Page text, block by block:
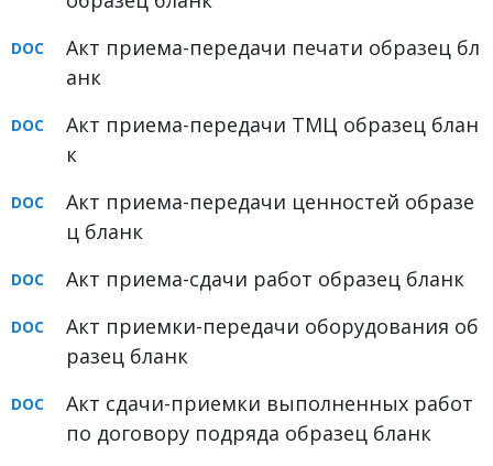
Акт приема-передачи печати образец бл
анк
Акт приема-передачи ТМЦ образец блан
к
Акт приема-передачи ценностей образе
ц бланк
Акт приема-сдачи работ образец бланк
Акт приемки-передачи оборудования об
разец бланк
Акт сдачи-приемки выполненных работ
по договору подряда образец бланк